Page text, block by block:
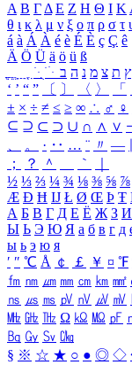
Α Β ΓΔ Ε Ζ Η Θ Ι Κ
θ ι κ λ μ ν ξ ο π ρ σ τ
á à Á À é è É È ç Ç ê
Ä Ö Ü ä ö ü ß
ִֶֹ ֻּ ׁׂ ץ ת צ מ נ ה ב
‘ ’ “ ” 〔 〕 〈 〉 「
± × ÷ ≠ ≤ ≥ ∞ ∴ ♂ ♀
⊆ ⊇ ⊂ ⊃ ∪ ∩ ∧ ∨
、
。 · ‥ … ¨ 〃 ―
；
？ ＾ ｀
½ ⅓ ⅔ ¼ ¾ ⅛ ⅜ ⅝ ⅞
Æ Ð Ħ Ĳ Ł Ø Œ Þ Ŧ
А Б В Г Д Е Ё Ж З И
Ы Ь Э Ю Я а б в г д
ы ь э ю я
′ ″ ℃ Å ￠ ￡ ￥ ¤ ℉
㎙ ㎚ ㎛ ㎜ ㎝ ㎞ ㎟
㎱ ㎲ ㎳ ㎴ ㎵ ㎶ ㎷
㎒ ㎓ ㎔ Ω ㏀ ㏁ ㎊
㏃ ㏉ ㏜ ㏆
§ ※ ☆ ★ ○ ● ◎ ◇